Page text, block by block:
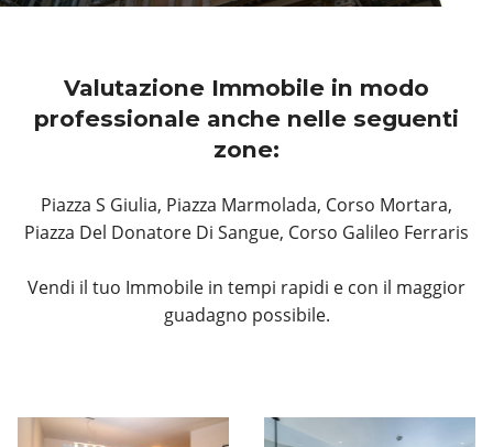
Valutazione Immobile in modo
professionale anche nelle seguenti
zone:
Piazza S Giulia, Piazza Marmolada, Corso Mortara,
Piazza Del Donatore Di Sangue, Corso Galileo Ferraris
Vendi il tuo Immobile in tempi rapidi e con il maggior
guadagno possibile.